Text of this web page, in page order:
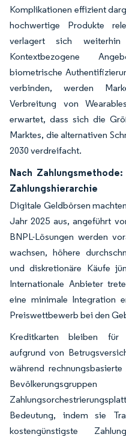
Komplikationen effizient
hochwertige Produkte
verlagert sich
Kontextbezogene
biometrische
verbinden, werden
Verbreitung von
erwartet, dass sich die
Marktes, die alternativen
2030 verdreifacht.
Nach
Zahlungshierarchie
Digitale Geldbörsen
Jahr 2025 aus, angeführt
BNPL-Lösungen werden
wachsen, höhere
und diskretionäre Käufe
Internationale Anbieter
eine minimale Integration
Preiswettbewerb bei den
Kreditkarten bleiben für
aufgrund von
während
Bedeutung, indem sie
kostengünstigste